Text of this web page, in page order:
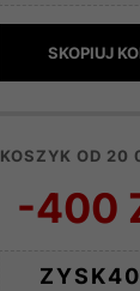
SKOPIUJ
KOSZYK OD 20
-400